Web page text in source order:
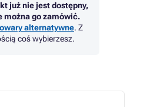
już nie jest dostępny,
można go zamówić.
alternatywne. Z
coś wybierzesz.